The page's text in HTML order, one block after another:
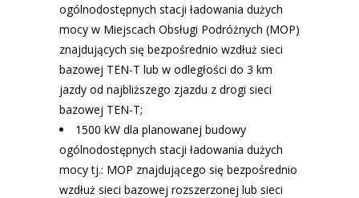
ogólnodostępnych stacji ładowania dużych
mocy w Miejscach Obsługi Podróżnych (MOP)
znajdujących się bezpośrednio wzdłuż sieci
bazowej TEN-T lub w odległości do 3 km
jazdy od najbliższego zjazdu z drogi sieci
bazowej TEN-T;
1500 kW dla planowanej budowy
ogólnodostępnych stacji ładowania dużych
mocy tj.: MOP znajdującego się bezpośrednio
wzdłuż sieci bazowej rozszerzonej lub sieci